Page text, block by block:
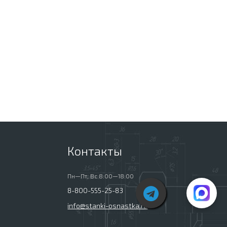
Контакты
Пн—Пт, Вс 8:00—18:00
8-800-555-25-83
info@stanki-osnastka.ru